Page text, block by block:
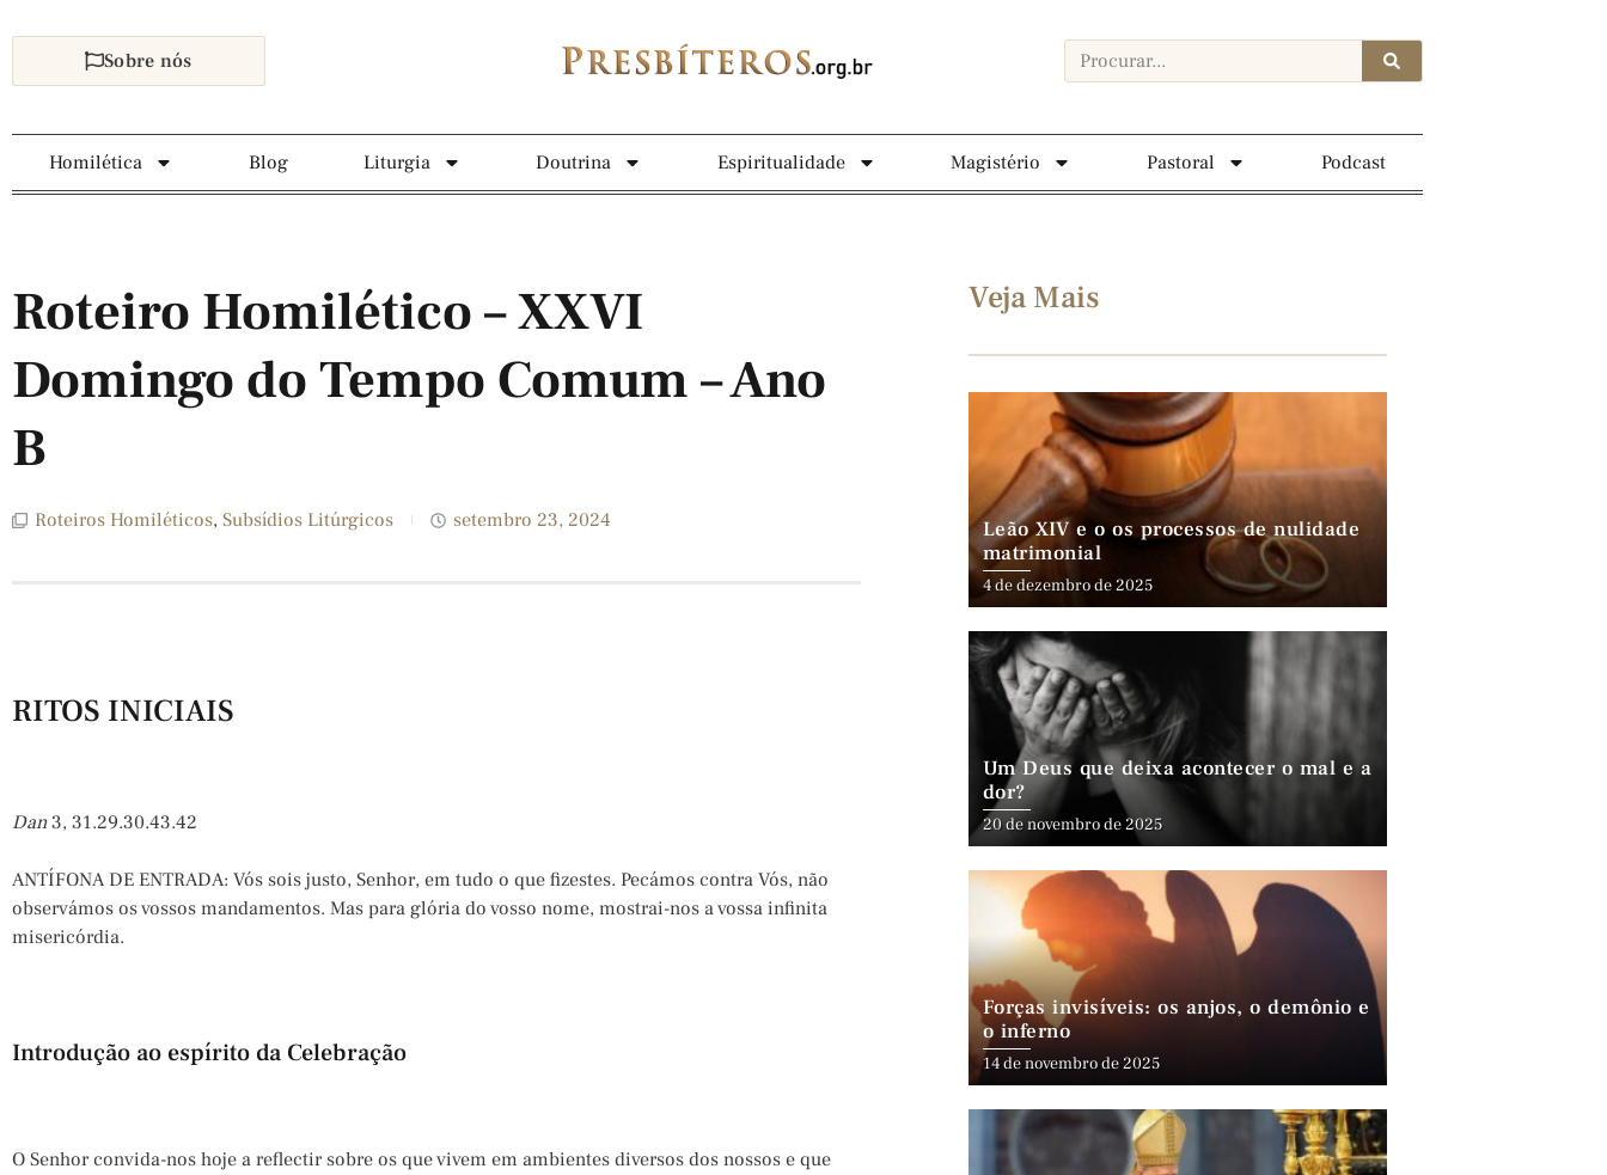
Sobre nós
Homilética Blog Liturgia Doutrina Espiritualidade Magistério Pastoral Podcast
Roteiro Homilético – XXVI
Domingo do Tempo Comum – Ano
B
Roteiros Homiléticos, Subsídios Litúrgicos setembro 23, 2024
RITOS INICIAIS
Dan3, 31.29.30.43.42
ANTÍFONA DE ENTRADA: Vós sois justo, Senhor, em tudo o que fizestes. Pecámos contra Vós, não
observámos os vossos mandamentos. Mas para glória do vosso nome, mostrai-nos a vossa infinita
misericórdia.
Introdução ao espírito da Celebração
O Senhor convida-nos hoje a reflectir sobre os que vivem em ambientes diversos dos nossos e que
Veja Mais
Leão XIV e o os processos de nulidade
matrimonial
4 de dezembro de 2025
Um Deus que deixa acontecer o mal e a
dor?
20 de novembro de 2025
Forças invisíveis: os anjos, o demônio e
o inferno
14 de novembro de 2025